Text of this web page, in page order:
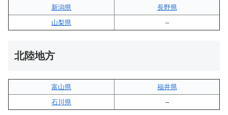
新潟県
長野県
山梨県
–
北陸地方
富山県
福井県
石川県
–